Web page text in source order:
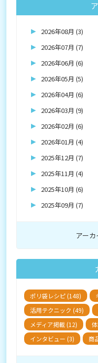
2026年08月 (3)
2026年07月 (7)
2026年06月 (6)
2026年05月 (5)
2026年04月 (6)
2026年03月 (9)
2026年02月 (6)
2026年01月 (4)
2025年12月 (7)
2025年11月 (4)
2025年10月 (6)
2025年09月 (7)
アー
ポリ袋レシピ (148)
活用テクニック (49)
メディア掲載 (12)
インタビュー (3)
商